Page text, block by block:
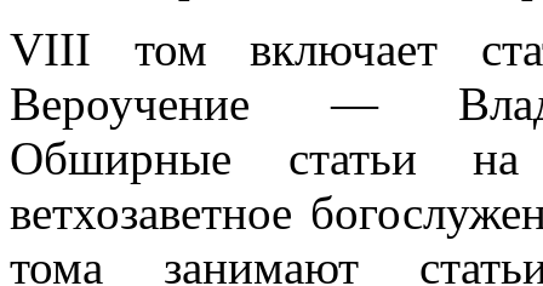
VIII том включает
Вероучение —
Обширные статьи
ветхозаветное
тома занимают